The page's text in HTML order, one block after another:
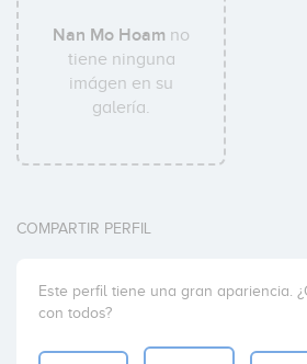
Nan Mo Hoam no
tiene ninguna
imágen en su
galería.
COMPARTIR PERFIL
Este perfil tiene una gran apariencia.
con todos?